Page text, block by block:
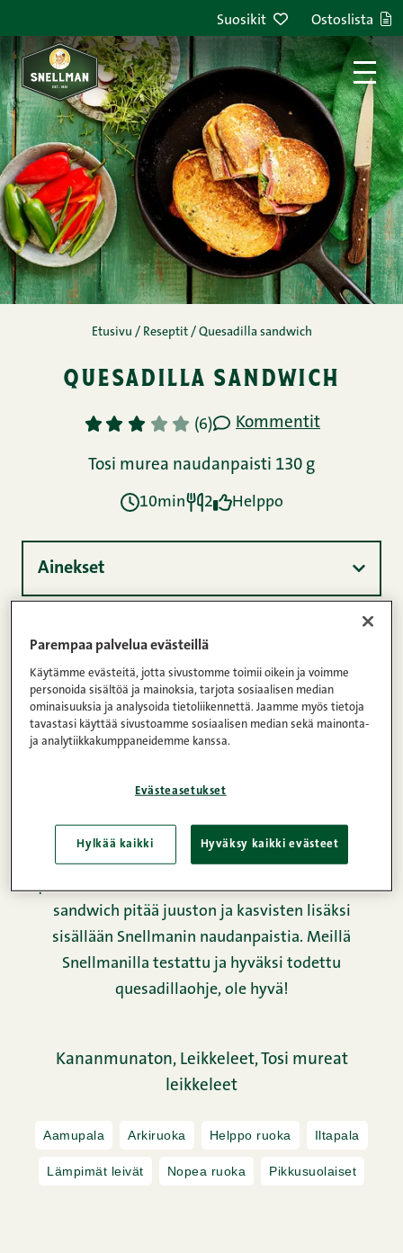
Suosikit Ostoslista
Etusivu / Reseptit / Quesadilla sandwich
quesadilla sandwich
1 2 3 4 5 (6) Kommentit
Tosi murea naudanpaisti 130 g
10min 2 Helppo
Ainekset
Ohje
Ravintosisältö
Quesadilla valmistetaan perinteisesti vehnä- tai
makuun tutumpia leipäviipaleita, jotka tekevät
quesidillasta hieman ruokaisamman. Quesadilla
sandwich pitää juuston ja kasvisten lisäksi
sisällään Snellmanin naudanpaistia. Meillä
Snellmanilla testattu ja hyväksi todettu
quesadillaohje, ole hyvä!
Kananmunaton, Leikkeleet, Tosi mureat
leikkeleet
Aamupala Arkiruoka Helppo ruoka Iltapala
Lämpimät leivät Nopea ruoka Pikkusuolaiset
Parempaa palvelua evästeillä
Käytämme evästeitä, jotta sivustomme toimii oikein ja voimme
personoida sisältöä ja mainoksia, tarjota sosiaalisen median
ominaisuuksia ja analysoida tietoliikennettä. Jaamme myös tietoja
tavastasi käyttää sivustoamme sosiaalisen median sekä mainonta-
ja analytiikkakumppaneidemme kanssa.
Evästeasetukset
Hylkää kaikki Hyväksy kaikki evästeet